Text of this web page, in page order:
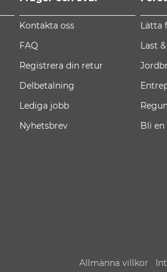
Kontakta oss
FAQ
Registrera din retur
Delbetalning
Lediga jobb
Nyhetsbrev
Lätta
Last
Bli
Allmänna villkor